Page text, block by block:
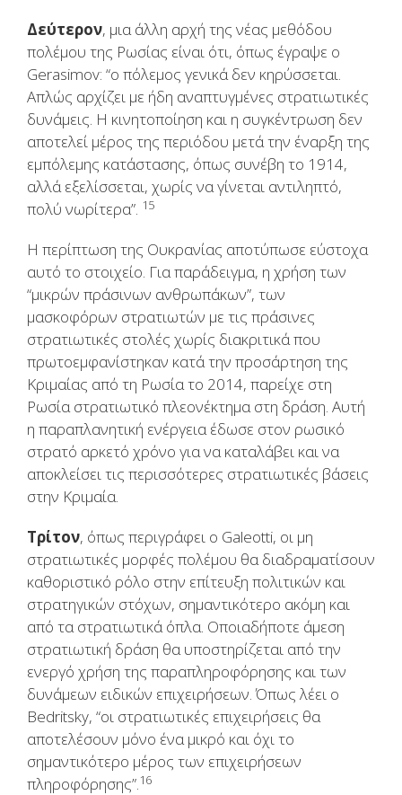
Δεύτερον, μια άλλη αρχή της νέας μεθόδου
πολέμου της Ρωσίας είναι ότι, όπως έγραψε ο
Gerasimov: “ο πόλεμος γενικά δεν κηρύσσεται.
Απλώς αρχίζει με ήδη αναπτυγμένες στρατιωτικές
δυνάμεις. Η κινητοποίηση και η συγκέντρωση δεν
αποτελεί μέρος της περιόδου μετά την έναρξη της
εμπόλεμης κατάστασης, όπως συνέβη το 1914,
αλλά εξελίσσεται, χωρίς να γίνεται αντιληπτό,
πολύ νωρίτερα”. 15
Η περίπτωση της Ουκρανίας αποτύπωσε εύστοχα
αυτό το στοιχείο. Για παράδειγμα, η χρήση των
“μικρών πράσινων ανθρωπάκων”, των
μασκοφόρων στρατιωτών με τις πράσινες
στρατιωτικές στολές χωρίς διακριτικά που
πρωτοεμφανίστηκαν κατά την προσάρτηση της
Κριμαίας από τη Ρωσία το 2014, παρείχε στη
Ρωσία στρατιωτικό πλεονέκτημα στη δράση. Αυτή
η παραπλανητική ενέργεια έδωσε στον ρωσικό
στρατό αρκετό χρόνο για να καταλάβει και να
αποκλείσει τις περισσότερες στρατιωτικές βάσεις
στην Κριμαία.
Τρίτον, όπως περιγράφει ο Galeotti, οι μη
στρατιωτικές μορφές πολέμου θα διαδραματίσουν
καθοριστικό ρόλο στην επίτευξη πολιτικών και
στρατηγικών στόχων, σημαντικότερο ακόμη και
από τα στρατιωτικά όπλα. Οποιαδήποτε άμεση
στρατιωτική δράση θα υποστηρίζεται από την
ενεργό χρήση της παραπληροφόρησης και των
δυνάμεων ειδικών επιχειρήσεων. Όπως λέει ο
Bedritsky, “οι στρατιωτικές επιχειρήσεις θα
αποτελέσουν μόνο ένα μικρό και όχι το
σημαντικότερο μέρος των επιχειρήσεων
πληροφόρησης”.16